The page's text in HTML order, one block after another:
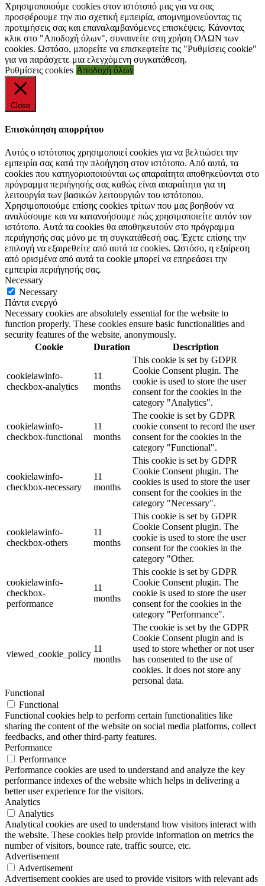
Χρησιμοποιούμε cookies στον ιστότοπό μας για να σας
προσφέρουμε την πιο σχετική εμπειρία, απομνημονεύοντας τις
προτιμήσεις σας και επαναλαμβανόμενες επισκέψεις. Κάνοντας
κλικ στο "Αποδοχή όλων", συναινείτε στη χρήση ΟΛΩΝ των
cookies. Ωστόσο, μπορείτε να επισκεφτείτε τις "Ρυθμίσεις cookie"
για να παράσχετε μια ελεγχόμενη συγκατάθεση.
Ρυθμίσεις cookies Αποδοχή όλων
Close
Επισκόπηση απορρήτου
Αυτός ο ιστότοπος χρησιμοποιεί cookies για να βελτιώσει την
εμπειρία σας κατά την πλοήγηση στον ιστότοπο. Από αυτά, τα
cookies που κατηγοριοποιούνται ως απαραίτητα αποθηκεύονται στο
πρόγραμμα περιήγησής σας καθώς είναι απαραίτητα για τη
λειτουργία των βασικών λειτουργιών του ιστότοπου.
Χρησιμοποιούμε επίσης cookies τρίτων που μας βοηθούν να
αναλύσουμε και να κατανοήσουμε πώς χρησιμοποιείτε αυτόν τον
ιστότοπο. Αυτά τα cookies θα αποθηκευτούν στο πρόγραμμα
περιήγησής σας μόνο με τη συγκατάθεσή σας. Έχετε επίσης την
επιλογή να εξαιρεθείτε από αυτά τα cookies. Ωστόσο, η εξαίρεση
από ορισμένα από αυτά τα cookie μπορεί να επηρεάσει την
εμπειρία περιήγησής σας.
Necessary
Necessary
Πάντα ενεργό
Necessary cookies are absolutely essential for the website to
function properly. These cookies ensure basic functionalities and
security features of the website, anonymously.
Cookie
Duration Description
cookielawinfo-
checkbox-analytics
11
months
This cookie is set by GDPR
Cookie Consent plugin. The
cookie is used to store the user
consent for the cookies in the
category "Analytics".
cookielawinfo-
checkbox-functional
11
months
The cookie is set by GDPR
cookie consent to record the user
consent for the cookies in the
category "Functional".
cookielawinfo-
checkbox-necessary
11
months
This cookie is set by GDPR
Cookie Consent plugin. The
cookies is used to store the user
consent for the cookies in the
category "Necessary".
cookielawinfo-
checkbox-others
11
months
This cookie is set by GDPR
Cookie Consent plugin. The
cookie is used to store the user
consent for the cookies in the
category "Other.
cookielawinfo-
checkbox-
performance
11
months
This cookie is set by GDPR
Cookie Consent plugin. The
cookie is used to store the user
consent for the cookies in the
category "Performance".
viewed_cookie_policy
11
months
The cookie is set by the GDPR
Cookie Consent plugin and is
used to store whether or not user
has consented to the use of
cookies. It does not store any
personal data.
Functional
Functional
Functional cookies help to perform certain functionalities like
sharing the content of the website on social media platforms, collect
feedbacks, and other third-party features.
Performance
Performance
Performance cookies are used to understand and analyze the key
performance indexes of the website which helps in delivering a
better user experience for the visitors.
Analytics
Analytics
Analytical cookies are used to understand how visitors interact with
the website. These cookies help provide information on metrics the
number of visitors, bounce rate, traffic source, etc.
Advertisement
Advertisement
Advertisement cookies are used to provide visitors with relevant ads